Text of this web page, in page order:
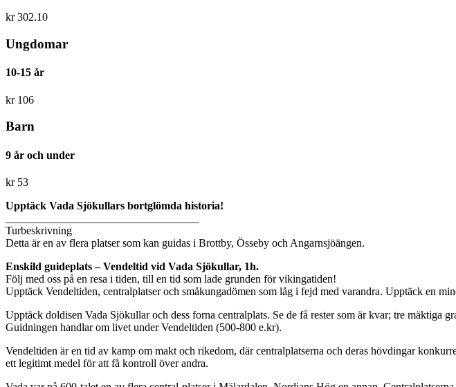
kr 302.10
Ungdomar
10-15 år
kr 106
Barn
9 år och under
kr 53
Upptäck Vada Sjökullars bortglömda historia!
Turbeskrivning
Detta är en av flera platser som kan guidas i Brottby, Össeby och Angarnsjöängen.
Enskild guideplats – Vendeltid vid Vada Sjökullar, 1h.
Följ med oss på en resa i tiden, till en tid som lade grunden för vikingatiden!
Upptäck Vendeltiden, centralplatser och småkungadömen som låg i fejd med varandra. Upptäck en
Upptäck doldisen Vada Sjökullar och dess forna centralplats. Se de få rester som är kvar; tre mäktiga
Guidningen handlar om livet under Vendeltiden (500-800 e.kr).
Vendeltiden är en tid av kamp om makt och rikedom, där centralplatserna och deras hövdingar
ett legitimt medel för att få kontroll över andra.